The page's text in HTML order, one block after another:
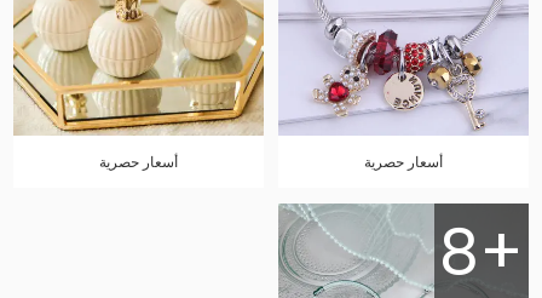
أسعار حصرية أسعار حصرية
8+